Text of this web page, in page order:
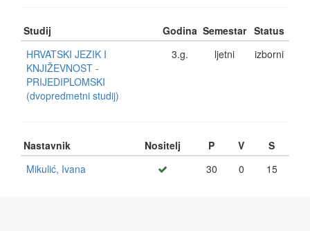
Studij Godina Semestar Status
HRVATSKI JEZIK I
KNJIŽEVNOST -
PRIJEDIPLOMSKI
(dvopredmetni studij)
3.g. ljetni izborni
Nastavnik Nositelj P V
S
Mikulić, Ivana
30 0 15